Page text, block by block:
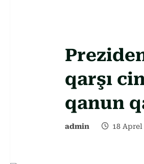
qarşı
qanun
admin 18 Aprel